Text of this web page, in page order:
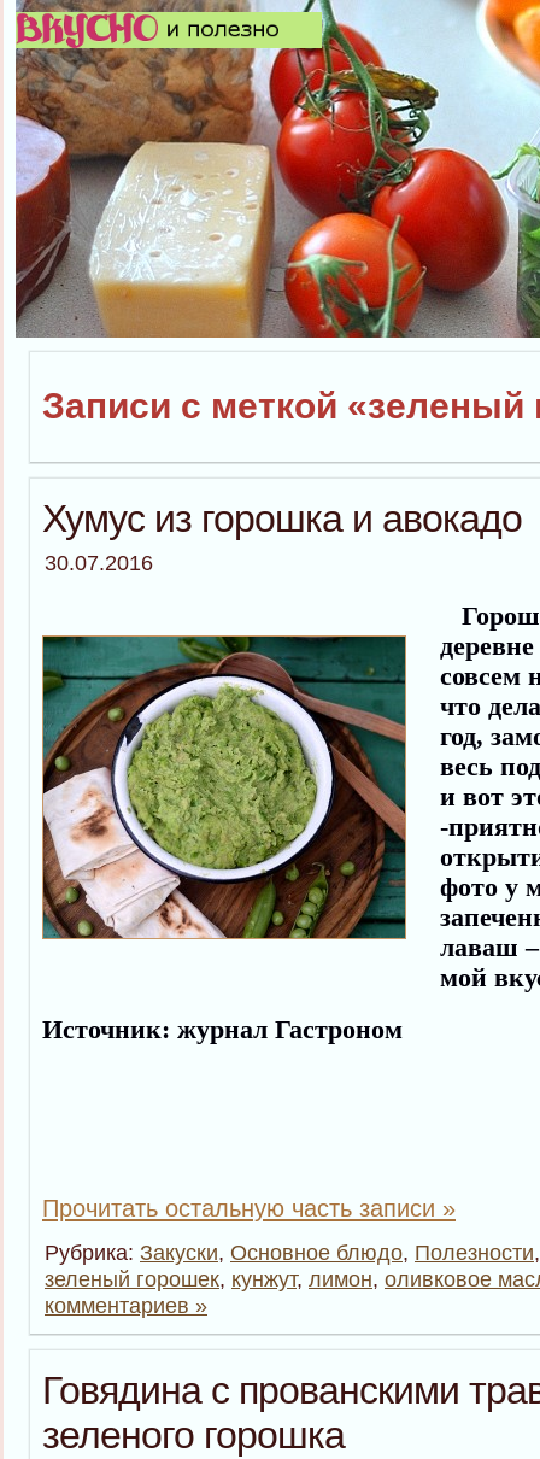
Записи с меткой «зеленый
Хумус из горошка и авокадо
30.07.2016
совсем
что
год,
весь
и вот
-
фото у
лаваш
мой
Источник: журнал Гастроном
Прочитать остальную часть записи »
Рубрика: Закуски, Основное блюдо, Полезности
зеленый горошек, кунжут, лимон, оливковое
комментариев »
Говядина с прованскими
зеленого горошка